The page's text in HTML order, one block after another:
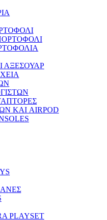
ΑΞΕΣΟΥΑΡ
ΚΑΙ AIRPOD
PLAYSET